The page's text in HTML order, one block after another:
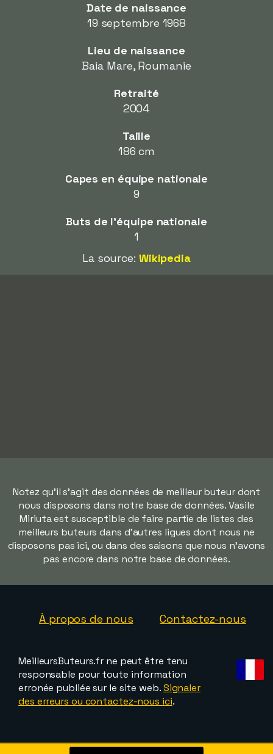
Date de naissance
19 septembre 1968
Lieu de naissance
Baia Mare, Roumanie
Retraité
2004
Taille
186 cm
Capes en équipe nationale
9
Buts de l'équipe nationale
1
La source: Wikipedia
Notez qu'il s'agit des données de meilleur buteur dont
nous disposons dans notre base de données. Vasile
Miriuta est susceptible de faire partie de listes des
meilleurs buteurs dans d'autres ligues dont nous ne
disposons pas ici, ou dans des saisons que nous n'avons
pas encore dans notre base de données.
À propos de nous Contactez-nous
MeilleursButeurs.fr ne peut être tenu
responsable pour toute information
erronée publiée sur le site web.Signaler
des erreurs ou contactez-nous ici.